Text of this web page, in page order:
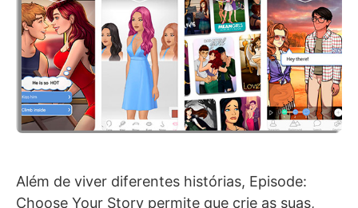
Além de viver diferentes histórias, Episode:
Choose Your Story permite que crie as suas,